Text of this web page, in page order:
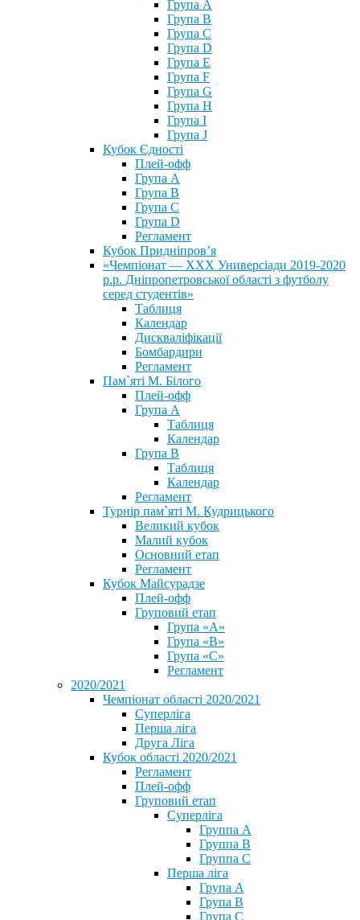
Група A
Група B
Група C
Група D
Група E
Група F
Група G
Група H
Група I
Група J
Кубок Єдності
Плей-офф
Група А
Група В
Група С
Група D
Регламент
Кубок Придніпров’я
«Чемпіонат — ХХХ Универсіади 2019-2020
р.р. Дніпропетровської області з футболу
серед студентів»
Таблиця
Календар
Дискваліфікації
Бомбардири
Регламент
Пам`яті М. Білого
Плей-офф
Група А
Таблиця
Календар
Група В
Таблиця
Календар
Регламент
Турнір пам`яті М. Кудрицького
Великий кубок
Малий кубок
Основний етап
Регламент
Кубок Майсурадзе
Плей-офф
Груповий етап
Група «А»
Група «B»
Група «C»
Регламент
2020/2021
Чемпіонат області 2020/2021
Суперліга
Перша ліга
Друга Ліга
Кубок області 2020/2021
Регламент
Плей-офф
Груповий етап
Суперліга
Группа A
Группа B
Группа C
Перша ліга
Група A
Група B
Група C